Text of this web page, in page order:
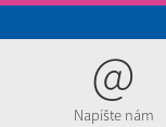
@
Napíšte nám